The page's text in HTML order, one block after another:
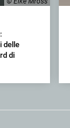
delle
di